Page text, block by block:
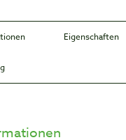
Eigenschaften